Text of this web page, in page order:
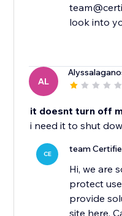
look into
AL
it doesnt turn off
i need it to shut
CE team
Hi, we are
protect
provide
site here.